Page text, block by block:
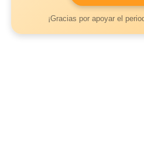
¡Gracias por apoyar el